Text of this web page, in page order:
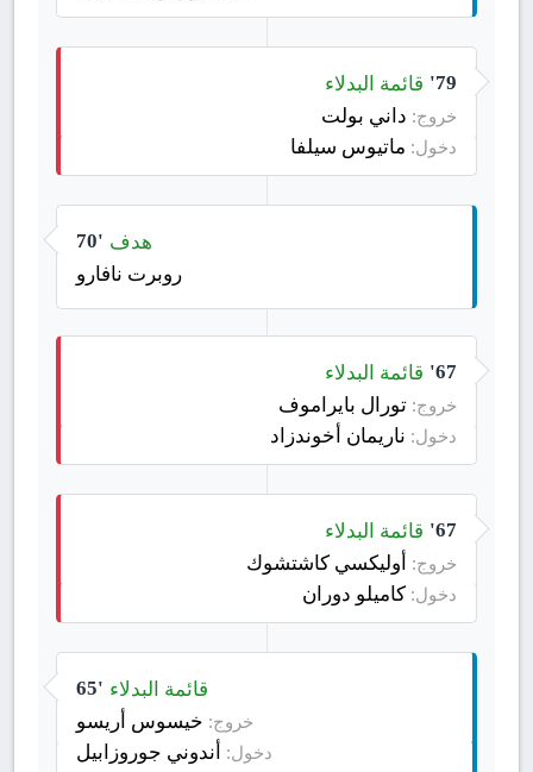
79' قائمة البدلاء
خروج: داني بولت
دخول: ماتيوس سيلفا
70' هدف
روبرت نافارو
67' قائمة البدلاء
خروج: تورال بايراموف
دخول: ناريمان أخوندزاد
67' قائمة البدلاء
خروج: أوليكسي كاشتشوك
دخول: كاميلو دوران
65' قائمة البدلاء
خروج: خيسوس أريسو
دخول: أندوني جوروزابيل